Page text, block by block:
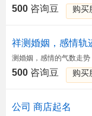
500 咨询豆 购买
祥测婚姻，感情轨
测婚姻，感情的气数走
500 咨询豆 购买
公司 商店起名